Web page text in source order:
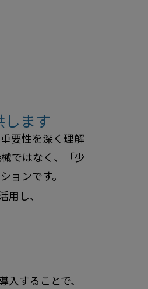
します
要性を深く理解
ではなく、「少
ョンです。
し、
することで、